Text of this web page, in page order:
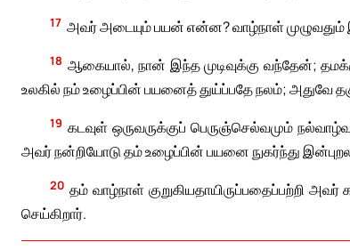
17 அவர் அடையும் பயன் என்ன? வாழ்நாள் முழுவதும்
18 ஆகையால், நான் இந்த முடிவுக்கு வந்தேன்;
உலகில் நம் உழைப்பின் பயனைத் துய்ப்பதே நலம்; அதுவே
19 கடவுள் ஒருவருக்குப் பெருஞ்செல்வமும்
அவர் நன்றியோடு தம் உழைப்பின் பயனை நுகர்ந்து
20 தம் வாழ்நாள் குறுகியதாயிருப்பதைப்பற்றி
செய்கிறார்.